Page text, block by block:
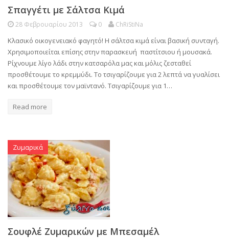
Σπαγγέτι με Σάλτσα Κιμά
28 Φεβρουαρίου 2013 0 ChRiStiNa
Κλασικό οικογενειακό φαγητό! Η σάλτσα κιμά είναι βασική συνταγή.
Χρησιμοποιείται επίσης στην παρασκευή παστίτσιου ή μουσακά.
Ρίχνουμε λίγο λάδι στην κατσαρόλα μας και μόλις ζεσταθεί
προσθέτουμε το κρεμμύδι. Το τσιγαρίζουμε για 2 λεπτά να γυαλίσει
και προσθέτουμε τον μαϊντανό. Τσιγαρίζουμε για 1…
Read more
Ζυμαρικά
Σουφλέ Ζυμαρικών με Μπεσαμέλ